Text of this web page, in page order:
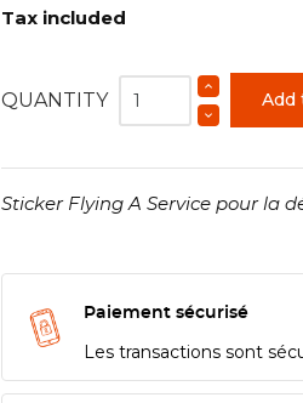
Tax included
QUANTITY Add
Sticker Flying A Service pour la
Paiement sécurisé
Les transactions sont